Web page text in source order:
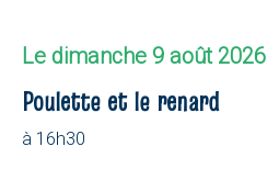
Le dimanche 9 août 2026
Poulette et le renard
à 16h30